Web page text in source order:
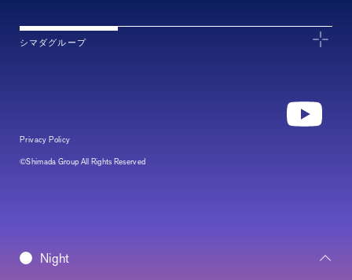
Daybreak
Night
シマダグループ
Privacy Policy
©Shimada Group All Rights Reserved